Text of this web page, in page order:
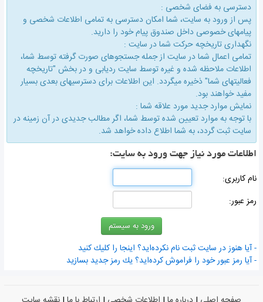
دسترسی به فضای شخصی :
پس از ورود به سایت، شما امكان دسترسی به تمامی اطلاعات شخصی و
پیامهای خصوصی داخل صندوق پیام خود را دارید.
نگهداری تاریخچه حركت شما در سایت :
تمامی اعمال شما در سایت از جمله جستجوهای صورت گرفته توسط شما،
اطلاعات ملاحظه شده و غیره توسط سایت ردیابی و در بخش "تاریخچه
فعالیتهای شما" ذخیره میگردد. این اطلاعات برای دسترسیهای بعدی بسیار
مفید خواهند بود.
نمایش موارد جدید مورد علاقه شما :
با توجه به موارد تعیین شده توسط شما، اگر مطالب جدیدی در آن زمینه در
سایت ثبت گردد، به شما اطلاع داده خواهد شد.
اطلاعات مورد نیاز جهت ورود به سایت:
نام كاربری:
رمز عبور:
- آیا هنوز در سایت ثبت نام نكرده‌اید؟ اینجا را كلیك كنید
- آیا رمز عبور خود را فراموش كرده‌اید؟ یك رمز جدید بسازید